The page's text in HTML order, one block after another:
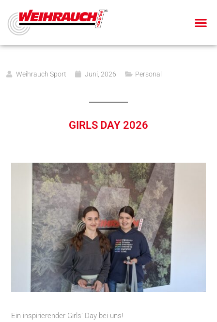
Weihrauch Sport Juni, 2026 Personal
GIRLS DAY 2026
Ein inspirierender Girls’ Day bei uns!